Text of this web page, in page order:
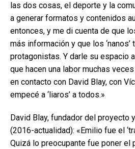
las dos cosas, el deporte y la
a generar formatos y contenidos
entonces, y me di cuenta de que
más información y que los
protagonistas. Y darle su espacio
que hacen una labor muchas
en contacto con David Blay, con
empecé a ‘liaros’ a todos.»
David Blay, fundador del proyecto
(2016-actualidad): «Emilio fue el
Quizá lo preocupante fue poner el